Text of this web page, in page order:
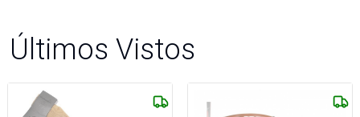
Últimos Vistos